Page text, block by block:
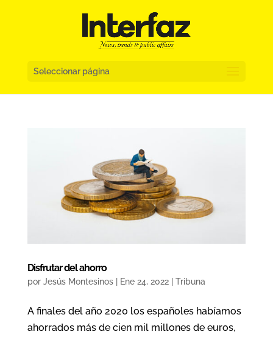
Seleccionar página
Disfrutar del ahorro
por Jesús Montesinos| Ene 24, 2022| Tribuna
A finales del año 2020 los españoles habíamos
ahorrados más de cien mil millones de euros,